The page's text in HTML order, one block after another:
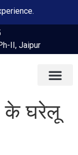
II, Jaipur
के घरेलू